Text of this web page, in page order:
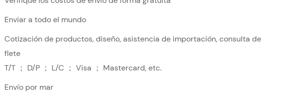
Enviar a todo el mundo
Cotización de productos, diseño, asistencia de importación, consulta de
flete
T/T ； D/P ； L/C ； Visa ； Mastercard, etc.
Envío por mar